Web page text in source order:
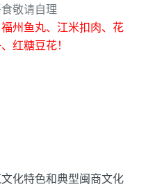
敬请自理
州鱼丸、江米扣肉、花
红糖豆花！
化特色和典型闽商文化